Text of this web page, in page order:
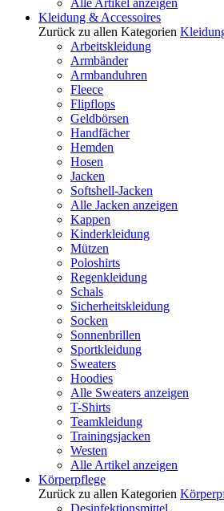
Alle Artikel anzeigen
Kleidung & Accessoires
Zurück zu allen Kategorien
Arbeitskleidung
Armbänder
Armbanduhren
Fleece
Flipflops
Geldbörsen
Handfächer
Hemden
Hosen
Jacken
Softshell-Jacken
Alle Jacken anzeigen
Kappen
Kinderkleidung
Mützen
Poloshirts
Regenkleidung
Schals
Sicherheitskleidung
Socken
Sonnenbrillen
Sportkleidung
Sweaters
Hoodies
Alle Sweaters anzeigen
T-Shirts
Teamkleidung
Trainingsjacken
Westen
Alle Artikel anzeigen
Körperpflege
Zurück zu allen Kategorien
Desinfektionsmittel